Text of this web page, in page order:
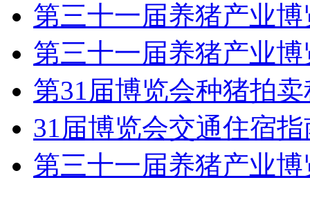
第三十一届养猪产业
第三十一届养猪产业
第31届博览会种猪拍
31届博览会交通住宿指
第三十一届养猪产业